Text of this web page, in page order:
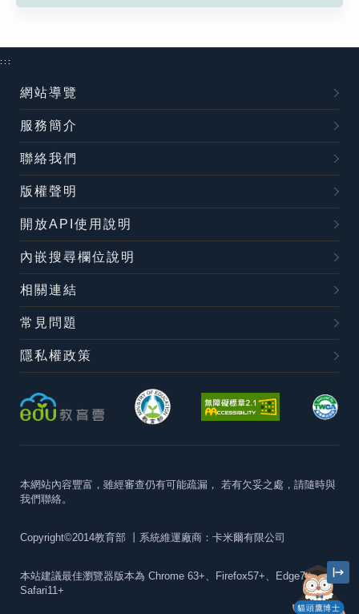
貓頭鷹博士
:::
網站導覽
服務簡介
聯絡我們
版權聲明
開放API使用說明
內嵌搜尋欄位說明
相關連結
常見問題
隱私權政策
本網站內容豐富，雖經審查仍有可能疏漏， 若有欠妥之處，請隨時與
我們聯絡。
Copyright©2014教育部 丨系統維運廠商：卡米爾有限公司
本站建議最佳瀏覽器版本為 Chrome 63+、Firefox57+、Edge79+及
Safari11+